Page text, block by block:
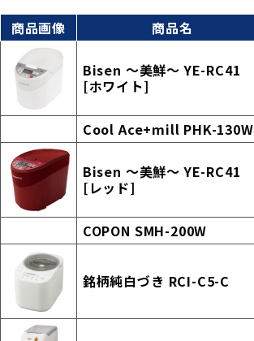
商品画像 商品名
Bisen 〜美鮮〜 YE-RC41
[ホワイト]
Cool Ace+mill PHK-130W
Bisen ～美鮮～ YE-RC41
[レッド]
COPON SMH-200W
銘柄純白づき RCI-C5-C